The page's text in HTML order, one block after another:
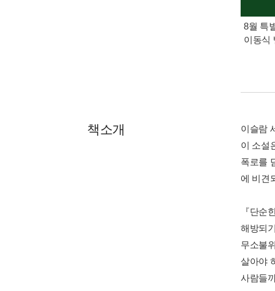
8월 특
이동식
책소개
이슬람
이 소설
폭로를
에 비견
『단순
해방되
무소불
살아야
사람들